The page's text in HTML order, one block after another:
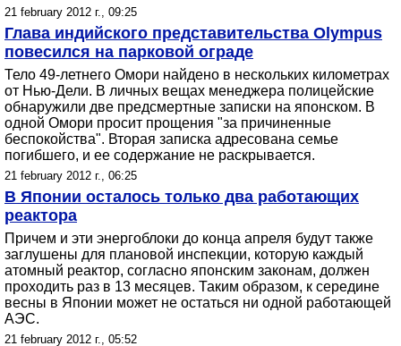
21 february 2012 г., 09:25
Глава индийского представительства Olympus
повесился на парковой ограде
Тело 49-летнего Омори найдено в нескольких километрах
от Нью-Дели. В личных вещах менеджера полицейские
обнаружили две предсмертные записки на японском. В
одной Омори просит прощения "за причиненные
беспокойства". Вторая записка адресована семье
погибшего, и ее содержание не раскрывается.
21 february 2012 г., 06:25
В Японии осталось только два работающих
реактора
Причем и эти энергоблоки до конца апреля будут также
заглушены для плановой инспекции, которую каждый
атомный реактор, согласно японским законам, должен
проходить раз в 13 месяцев. Таким образом, к середине
весны в Японии может не остаться ни одной работающей
АЭС.
21 february 2012 г., 05:52